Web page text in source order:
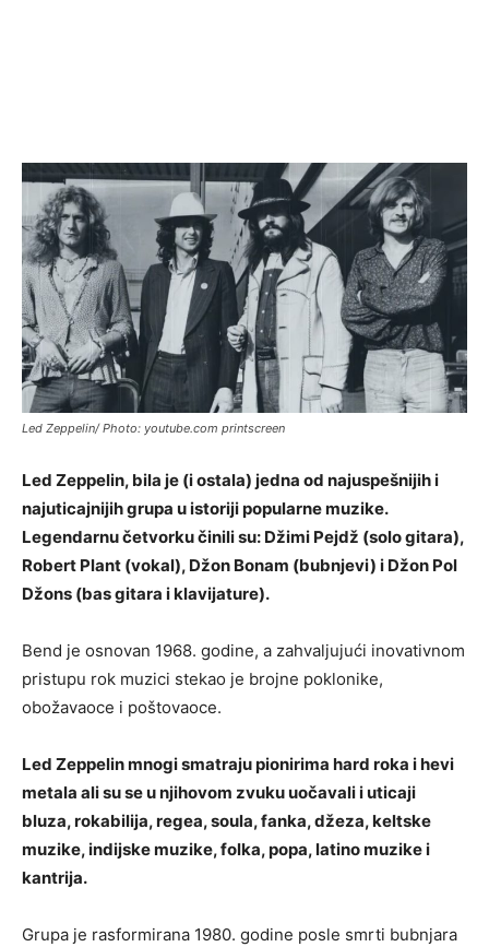
Led Zeppelin/ Photo: youtube.com printscreen
Led Zeppelin, bila je (i ostala) jedna od najuspešnijih i
najuticajnijih grupa u istoriji popularne muzike.
Legendarnu četvorku činili su: Džimi Pejdž (solo gitara),
Robert Plant (vokal), Džon Bonam (bubnjevi) i Džon Pol
Džons (bas gitara i klavijature).
Bend je osnovan 1968. godine, a zahvaljujući inovativnom
pristupu rok muzici stekao je brojne poklonike,
obožavaoce i poštovaoce.
Led Zeppelin mnogi smatraju pionirima hard roka i hevi
metala ali su se u njihovom zvuku uočavali i uticaji
bluza, rokabilija, regea, soula, fanka, džeza, keltske
muzike, indijske muzike, folka, popa, latino muzike i
kantrija.
Grupa je rasformirana 1980. godine posle smrti bubnjara